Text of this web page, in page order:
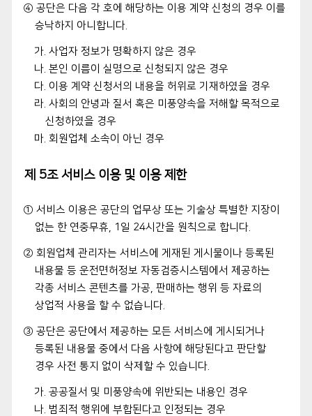
④ 공단은 다음 각 호에 해당하는 이용 계약 신청의 경우 이를
승낙하지 아니합니다.
가. 사업자 정보가 명확하지 않은 경우
나. 본인 이름이 실명으로 신청되지 않은 경우
다. 이용 계약 신청서의 내용을 허위로 기재하였을 경우
라. 사회의 안녕과 질서 혹은 미풍양속을 저해할 목적으로
신청하였을 경우
마. 회원업체 소속이 아닌 경우
제 5조 서비스 이용 및 이용 제한
① 서비스 이용은 공단의 업무상 또는 기술상 특별한 지장이
없는 한 연중무휴, 1일 24시간을 원칙으로 합니다.
② 회원업체 관리자는 서비스에 게재된 게시물이나 등록된
내용물 등 운전면허정보 자동검증시스템에서 제공하는
각종 서비스 콘텐츠를 가공, 판매하는 행위 등 자료의
상업적 사용을 할 수 없습니다.
③ 공단은 공단에서 제공하는 모든 서비스에 게시되거나
등록된 내용물 중에서 다음 사항에 해당된다고 판단할
경우 사전 통지 없이 삭제할 수 있습니다.
가. 공공질서 및 미풍양속에 위반되는 내용인 경우
나. 범죄적 행위에 부합된다고 인정되는 경우